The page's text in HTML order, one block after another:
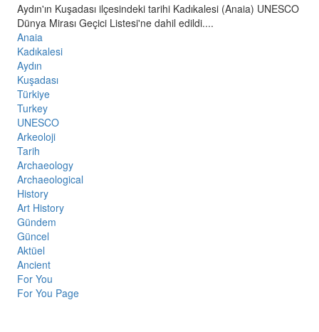
Aydın'ın Kuşadası ilçesindeki tarihi Kadıkalesi (Anaia) UNESCO
Dünya Mirası Geçici Listesi'ne dahil edildi....
Anaia
Kadıkalesi
Aydın
Kuşadası
Türkiye
Turkey
UNESCO
Arkeoloji
Tarih
Archaeology
Archaeological
History
Art History
Gündem
Güncel
Aktüel
Ancient
For You
For You Page